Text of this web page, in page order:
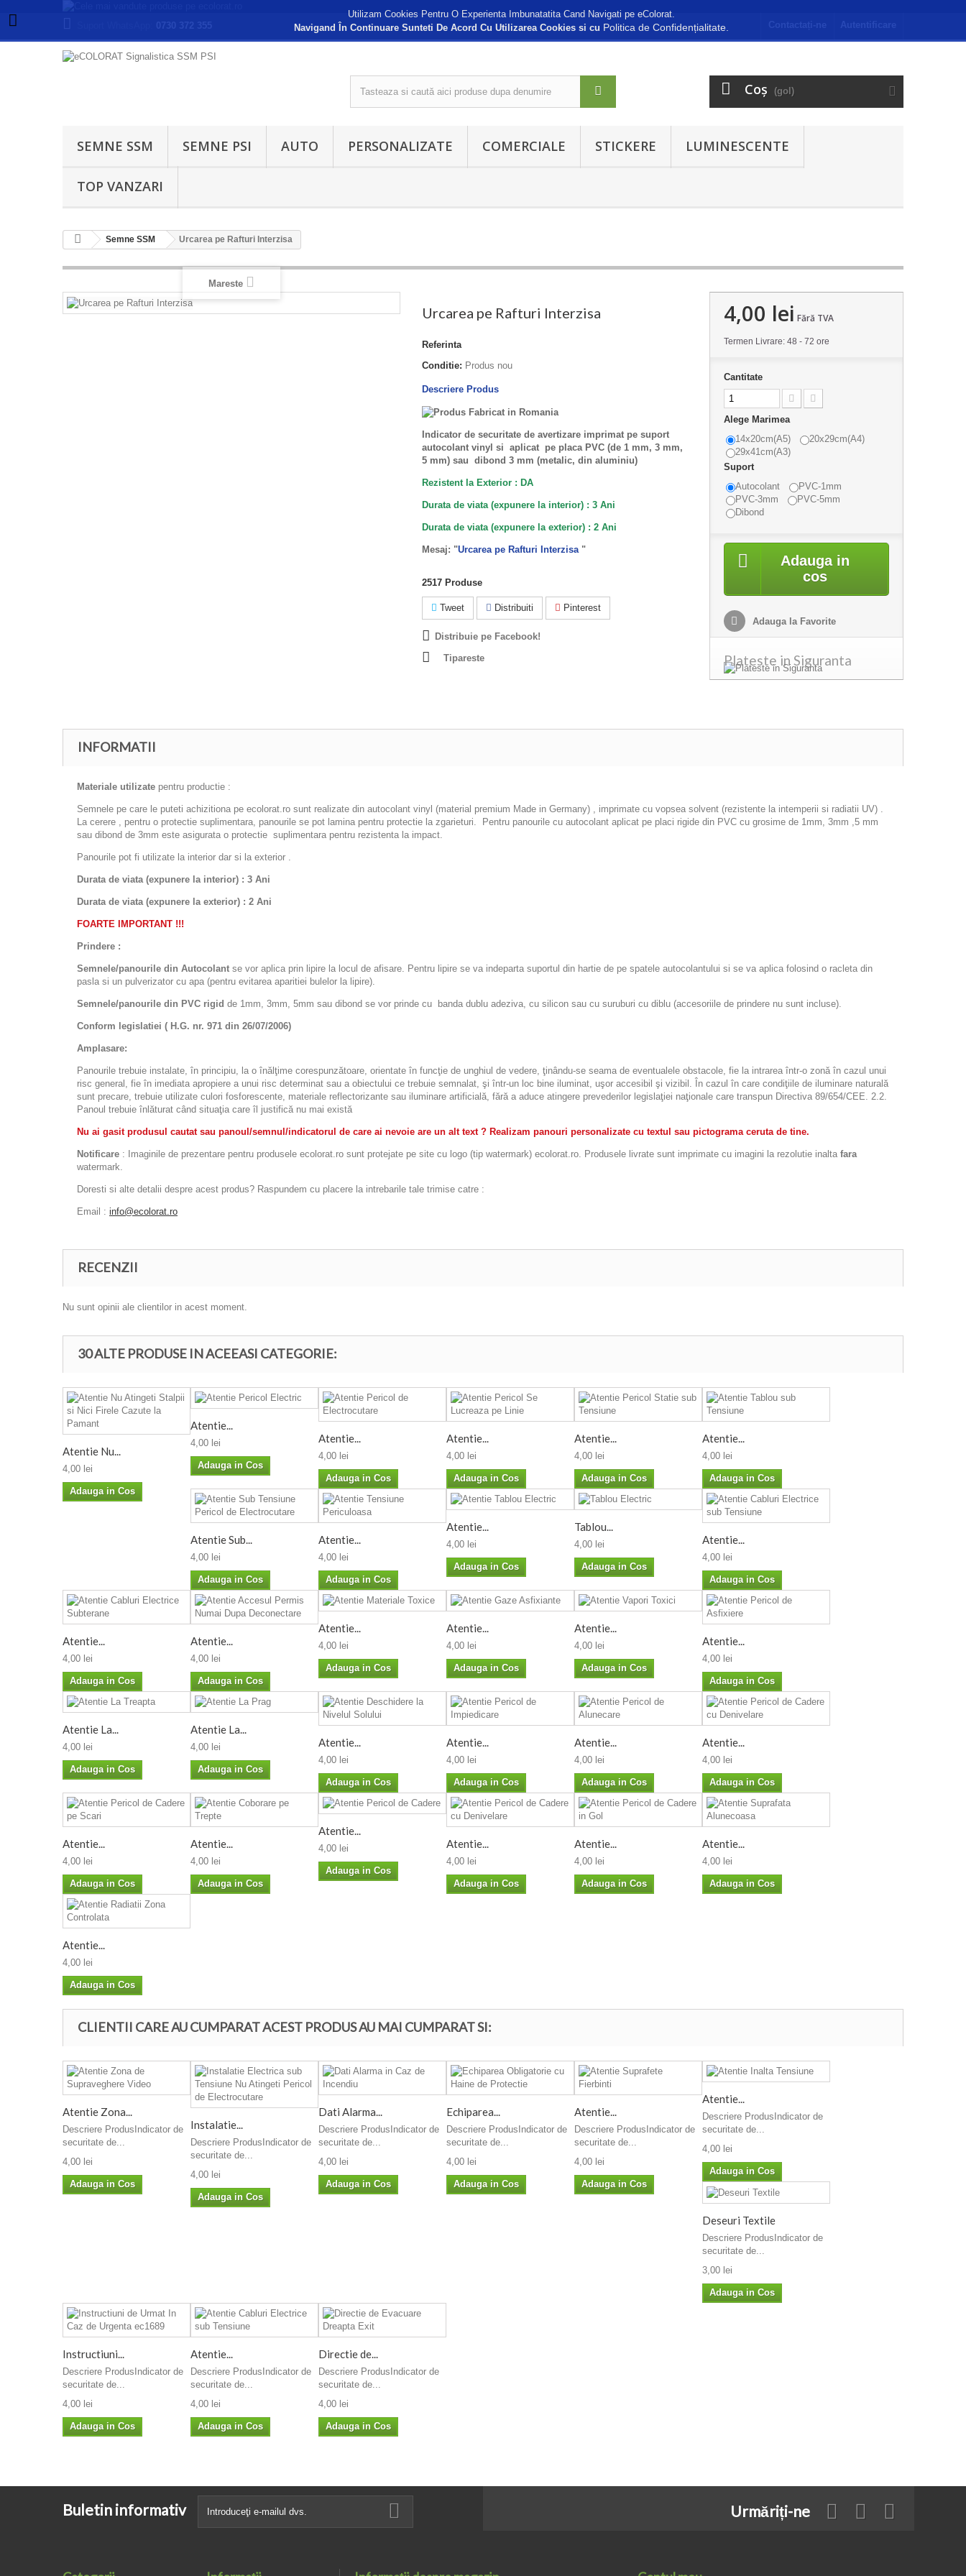
Coş (gol)
SEMNE SSM SEMNE PSI AUTO PERSONALIZATE COMERCIALE STICKERE LUMINESCENTE
TOP VANZARI
Semne SSM Urcarea pe Rafturi Interzisa
Mareste
Urcarea pe Rafturi Interzisa
Referinta
Conditie: Produs nou
Descriere Produs
Indicator de securitate de avertizare imprimat pe suport
autocolant vinyl si aplicat pe placa PVC (de 1 mm, 3 mm,
5 mm) sau dibond 3 mm (metalic, din aluminiu)
Rezistent la Exterior : DA
Durata de viata (expunere la interior) : 3 Ani
Durata de viata (expunere la exterior) : 2 Ani
Mesaj: "Urcarea pe Rafturi Interzisa "
2517 Produse
Tweet Distribuiti Pinterest
Distribuie pe Facebook!
Tipareste
4,00 lei Fără TVA
Termen Livrare: 48 - 72 ore
Cantitate
Alege Marimea
14x20cm(A5)
20x29cm(A4)
29x41cm(A3)
Suport
Autocolant
PVC-1mm
PVC-3mm
PVC-5mm
Dibond
Adauga in
cos
Adauga la Favorite
Plateste in Siguranta
INFORMATII
Materiale utilizate pentru productie :
Semnele pe care le puteti achizitiona pe ecolorat.ro sunt realizate din autocolant vinyl (material premium Made in Germany) , imprimate cu vopsea solvent (rezistente la intemperii si radiatii UV) .
La cerere , pentru o protectie suplimentara, panourile se pot lamina pentru protectie la zgarieturi. Pentru panourile cu autocolant aplicat pe placi rigide din PVC cu grosime de 1mm, 3mm ,5 mm
sau dibond de 3mm este asigurata o protectie suplimentara pentru rezistenta la impact.
Panourile pot fi utilizate la interior dar si la exterior .
Durata de viata (expunere la interior) : 3 Ani
Durata de viata (expunere la exterior) : 2 Ani
FOARTE IMPORTANT !!!
Prindere :
Semnele/panourile din Autocolant se vor aplica prin lipire la locul de afisare. Pentru lipire se va indeparta suportul din hartie de pe spatele autocolantului si se va aplica folosind o racleta din
pasla si un pulverizator cu apa (pentru evitarea aparitiei bulelor la lipire).
Semnele/panourile din PVC rigid de 1mm, 3mm, 5mm sau dibond se vor prinde cu banda dublu adeziva, cu silicon sau cu suruburi cu diblu (accesoriile de prindere nu sunt incluse).
Conform legislatiei ( H.G. nr. 971 din 26/07/2006)
Amplasare:
Panourile trebuie instalate, în principiu, la o înălţime corespunzătoare, orientate în funcţie de unghiul de vedere, ţinându-se seama de eventualele obstacole, fie la intrarea într-o zonă în cazul unui
risc general, fie în imediata apropiere a unui risc determinat sau a obiectului ce trebuie semnalat, şi într-un loc bine iluminat, uşor accesibil şi vizibil. În cazul în care condiţiile de iluminare naturală
sunt precare, trebuie utilizate culori fosforescente, materiale reflectorizante sau iluminare artificială, fără a aduce atingere prevederilor legislaţiei naţionale care transpun Directiva 89/654/CEE. 2.2.
Panoul trebuie înlăturat când situaţia care îl justifică nu mai există
Nu ai gasit produsul cautat sau panoul/semnul/indicatorul de care ai nevoie are un alt text ? Realizam panouri personalizate cu textul sau pictograma ceruta de tine.
Notificare : Imaginile de prezentare pentru produsele ecolorat.ro sunt protejate pe site cu logo (tip watermark) ecolorat.ro. Produsele livrate sunt imprimate cu imagini la rezolutie inalta fara
watermark.
Doresti si alte detalii despre acest produs? Raspundem cu placere la intrebarile tale trimise catre :
Email : info@ecolorat.ro
RECENZII
Nu sunt opinii ale clientilor in acest moment.
30 ALTE PRODUSE IN ACEEASI CATEGORIE:
Atentie Nu...
4,00 lei
Adauga in Cos
Atentie...
4,00 lei
Adauga in Cos
Atentie...
4,00 lei
Adauga in Cos
Atentie...
4,00 lei
Adauga in Cos
Atentie...
4,00 lei
Adauga in Cos
Atentie...
4,00 lei
Adauga in Cos
Atentie Sub...
4,00 lei
Adauga in Cos
Atentie...
4,00 lei
Adauga in Cos
Atentie...
4,00 lei
Adauga in Cos
Tablou...
4,00 lei
Adauga in Cos
Atentie...
4,00 lei
Adauga in Cos
Atentie...
4,00 lei
Adauga in Cos
Atentie...
4,00 lei
Adauga in Cos
Atentie...
4,00 lei
Adauga in Cos
Atentie...
4,00 lei
Adauga in Cos
Atentie...
4,00 lei
Adauga in Cos
Atentie...
4,00 lei
Adauga in Cos
Atentie La...
4,00 lei
Adauga in Cos
Atentie La...
4,00 lei
Adauga in Cos
Atentie...
4,00 lei
Adauga in Cos
Atentie...
4,00 lei
Adauga in Cos
Atentie...
4,00 lei
Adauga in Cos
Atentie...
4,00 lei
Adauga in Cos
Atentie...
4,00 lei
Adauga in Cos
Atentie...
4,00 lei
Adauga in Cos
Atentie...
4,00 lei
Adauga in Cos
Atentie...
4,00 lei
Adauga in Cos
Atentie...
4,00 lei
Adauga in Cos
Atentie...
4,00 lei
Adauga in Cos
Atentie...
4,00 lei
Adauga in Cos
CLIENTII CARE AU CUMPARAT ACEST PRODUS AU MAI CUMPARAT SI:
Atentie Zona...
Descriere ProdusIndicator de
securitate de...
4,00 lei
Adauga in Cos
Instalatie...
Descriere ProdusIndicator de
securitate de...
4,00 lei
Adauga in Cos
Dati Alarma...
Descriere ProdusIndicator de
securitate de...
4,00 lei
Adauga in Cos
Echiparea...
Descriere ProdusIndicator de
securitate de...
4,00 lei
Adauga in Cos
Atentie...
Descriere ProdusIndicator de
securitate de...
4,00 lei
Adauga in Cos
Atentie...
Descriere ProdusIndicator de
securitate de...
4,00 lei
Adauga in Cos
Deseuri Textile
Descriere ProdusIndicator de
securitate de...
3,00 lei
Adauga in Cos
Instructiuni...
Descriere ProdusIndicator de
securitate de...
4,00 lei
Adauga in Cos
Atentie...
Descriere ProdusIndicator de
securitate de...
4,00 lei
Adauga in Cos
Directie de...
Descriere ProdusIndicator de
securitate de...
4,00 lei
Adauga in Cos
Buletin informativ Urmăriți-ne
Utilizam Cookies Pentru O Experienta Imbunatatita Cand Navigati pe eColorat.
Navigand În Continuare Sunteti De Acord Cu Utilizarea Cookies si cu Politica de Confidențialitate.